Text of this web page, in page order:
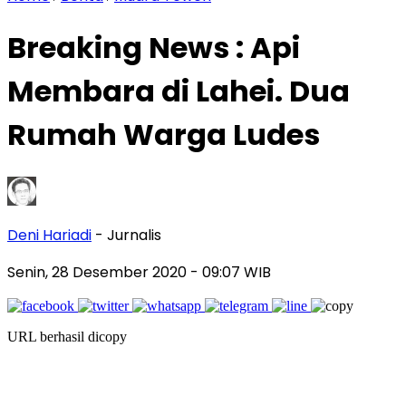
Breaking News : Api
Membara di Lahei. Dua
Rumah Warga Ludes
Deni Hariadi - Jurnalis
Senin, 28 Desember 2020 - 09:07 WIB
URL berhasil dicopy